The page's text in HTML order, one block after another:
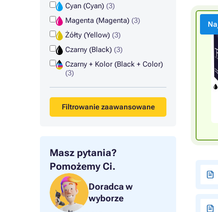
Cyan (Cyan) (3)
Magenta (Magenta) (3)
Żółty (Yellow) (3)
Czarny (Black) (3)
Czarny + Kolor (Black + Color)
(3)
Filtrowanie zaawansowane
Masz pytania?
Pomożemy Ci.
Doradca w
wyborze